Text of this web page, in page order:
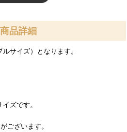
商品詳細
サイズ）となります。
ズです。
ございます。